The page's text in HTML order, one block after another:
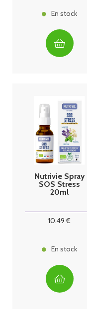
En stock
Nutrivie Spray
SOS Stress
20ml
10.49 €
En stock